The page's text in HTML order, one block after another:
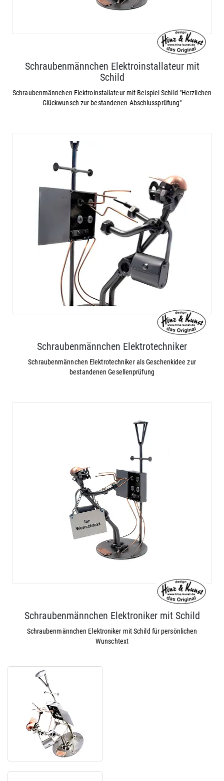
Schraubenmännchen Elektroinstallateur mit
Schild
Schraubenmännchen Elektroinstallateur mit Beispiel Schild "Herzlichen
Glückwunsch zur bestandenen Abschlussprüfung"
Schraubenmännchen Elektrotechniker
Schraubenmännchen Elektrotechniker als Geschenkidee zur
bestandenen Gesellenprüfung
Schraubenmännchen Elektroniker mit Schild
Schraubenmännchen Elektroniker mit Schild für persönlichen
Wunschtext